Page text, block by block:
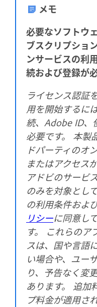
メモ
必要なソフトウ
ブスクリプショ
ンサービスの利
続および登録が
ライセンス認証
用を開始するに
続、Adobe ID、
必要です。 本製
ドパーティのオ
またはアクセス
アドビのサービ
のみを対象とし
の利用条件およ
リシーに同意し
す。 これらのア
スは、国や言語
い場合や、ユー
り、予告なく変
あります。 追加
プ料金が適用さ